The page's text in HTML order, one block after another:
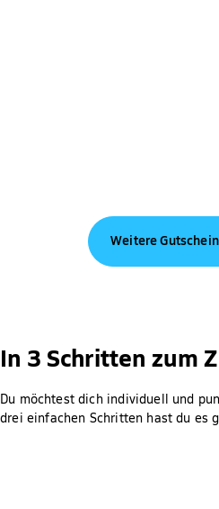
Weitere
In 3 Schritten zum
Du möchtest dich individuell und
drei einfachen Schritten hast du es